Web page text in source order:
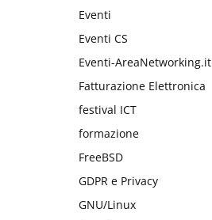
Eventi
Eventi CS
Eventi-AreaNetworking.it
Fatturazione Elettronica
festival ICT
formazione
FreeBSD
GDPR e Privacy
GNU/Linux